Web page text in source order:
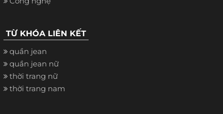
TỪ KHÓA LIÊN KẾT
quần jean
quần jean nữ
thời trang nữ
thời trang nam